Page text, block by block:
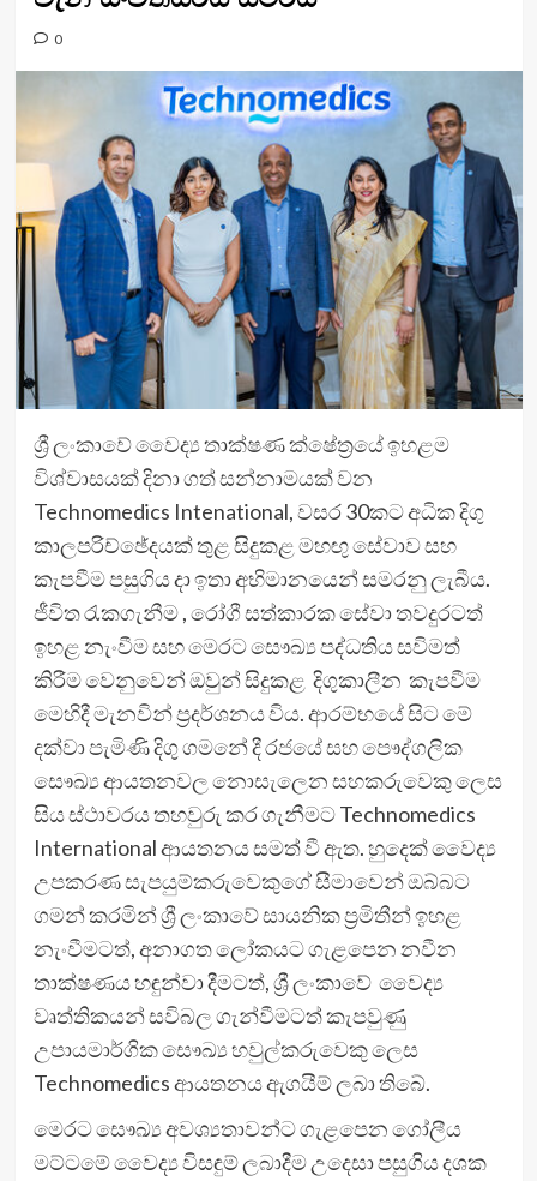
0
ශ්‍රී ලංකාවේ වෛද්‍ය තාක්ෂණ ක්ෂේත්‍රයේ ඉහළම
විශ්වාසයක් දිනා ගත් සන්නාමයක් වන
Technomedics Intenational, වසර 30කට අධික දිගු
කාලපරිච්ඡේදයක් තුළ සිදුකළ මහඟු සේවාව සහ
කැපවීම පසුගිය දා ඉතා අභිමානයෙන් සමරනු ලැබීය.
ජීවිත රැකගැනීම , රෝගී සත්කාරක සේවා තවදුරටත්
ඉහළ නැංවීම සහ මෙරට සෞඛ්‍ය පද්ධතිය සවිමත්
කිරීම වෙනුවෙන් ඔවුන් සිදුකළ දිගුකාලීන කැපවීම
මෙහිදී මැනවින් ප්‍රදර්ශනය විය. ආරම්භයේ සිට මේ
දක්වා පැමිණි දිගු ගමනේ දී රජයේ සහ පෞද්ගලික
සෞඛ්‍ය ආයතනවල නොසැලෙන සහකරුවෙකු ලෙස
සිය ස්ථාවරය තහවුරු කර ගැනීමට Technomedics
International ආයතනය සමත් වී ඇත. හුදෙක් වෛද්‍ය
උපකරණ සැපයුම්කරුවෙකුගේ සීමාවෙන් ඔබ්බට
ගමන් කරමින් ශ්‍රී ලංකාවේ සායනික ප්‍රමිතීන් ඉහළ
නැංවීමටත්, අනාගත ලෝකයට ගැළපෙන නවීන
තාක්ෂණය හඳුන්වා දීමටත්, ශ්‍රී ලංකාවේ වෛද්‍ය
වෘත්තිකයන් සවිබල ගැන්වීමටත් කැපවුණු
උපායමාර්ගික සෞඛ්‍ය හවුල්කරුවෙකු ලෙස
Technomedics ආයතනය ඇගයීම් ලබා තිබේ.
මෙරට සෞඛ්‍ය අවශ්‍යතාවන්ට ගැළපෙන ගෝලීය
මට්ටමේ වෛද්‍ය විසඳුම් ලබාදීම උදෙසා පසුගිය දශක